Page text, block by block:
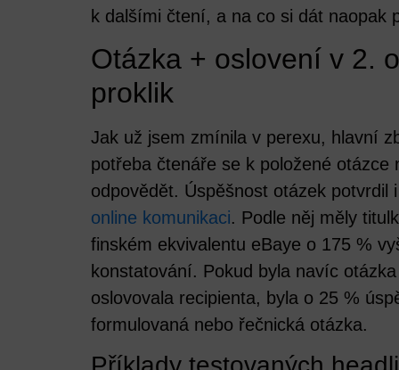
k dalšími čtení, a na co si dát naopak
Otázka + oslovení v 2.
proklik
Jak už jsem zmínila v perexu, hlavní
potřeba čtenáře se k položené otázce
odpovědět. Úspěšnost otázek potvrdil
online komunikaci. Podle něj měly
finském ekvivalentu eBaye o 175 %
konstatování. Pokud byla navíc
oslovovala recipienta, byla o 25 %
formulovaná nebo řečnická otázka.